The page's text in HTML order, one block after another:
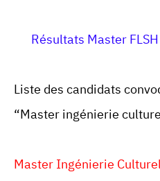
Résultats Master
Liste des candidats
“Master ingénierie
Master Ingénierie